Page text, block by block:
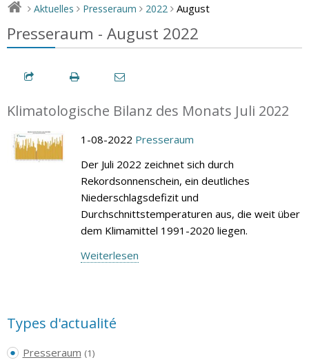
> Aktuelles > Presseraum > 2022 > August
Presseraum - August 2022
Klimatologische Bilanz des Monats Juli 2022
1-08-2022 Presseraum
Der Juli 2022 zeichnet sich durch
Rekordsonnenschein, ein deutliches
Niederschlagsdefizit und
Durchschnittstemperaturen aus, die weit über
dem Klimamittel 1991-2020 liegen.
Weiterlesen
Types d'actualité
Presseraum (1)